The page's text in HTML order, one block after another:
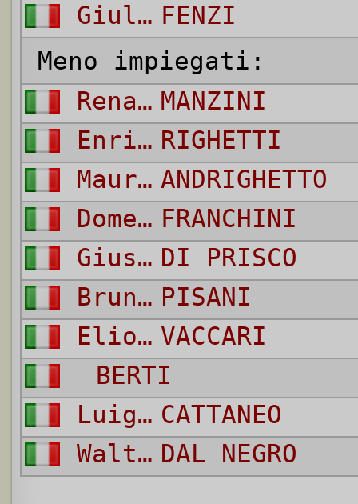
Giulio FENZI
Meno impiegati:
Renato MANZINI
Enrico RIGHETTI
Maurilio ANDRIGHETTO
Domenico FRANCHINI
Giuseppe DI PRISCO
Bruno PISANI
Elios VACCARI
BERTI
Luigi CATTANEO
Walter DAL NEGRO